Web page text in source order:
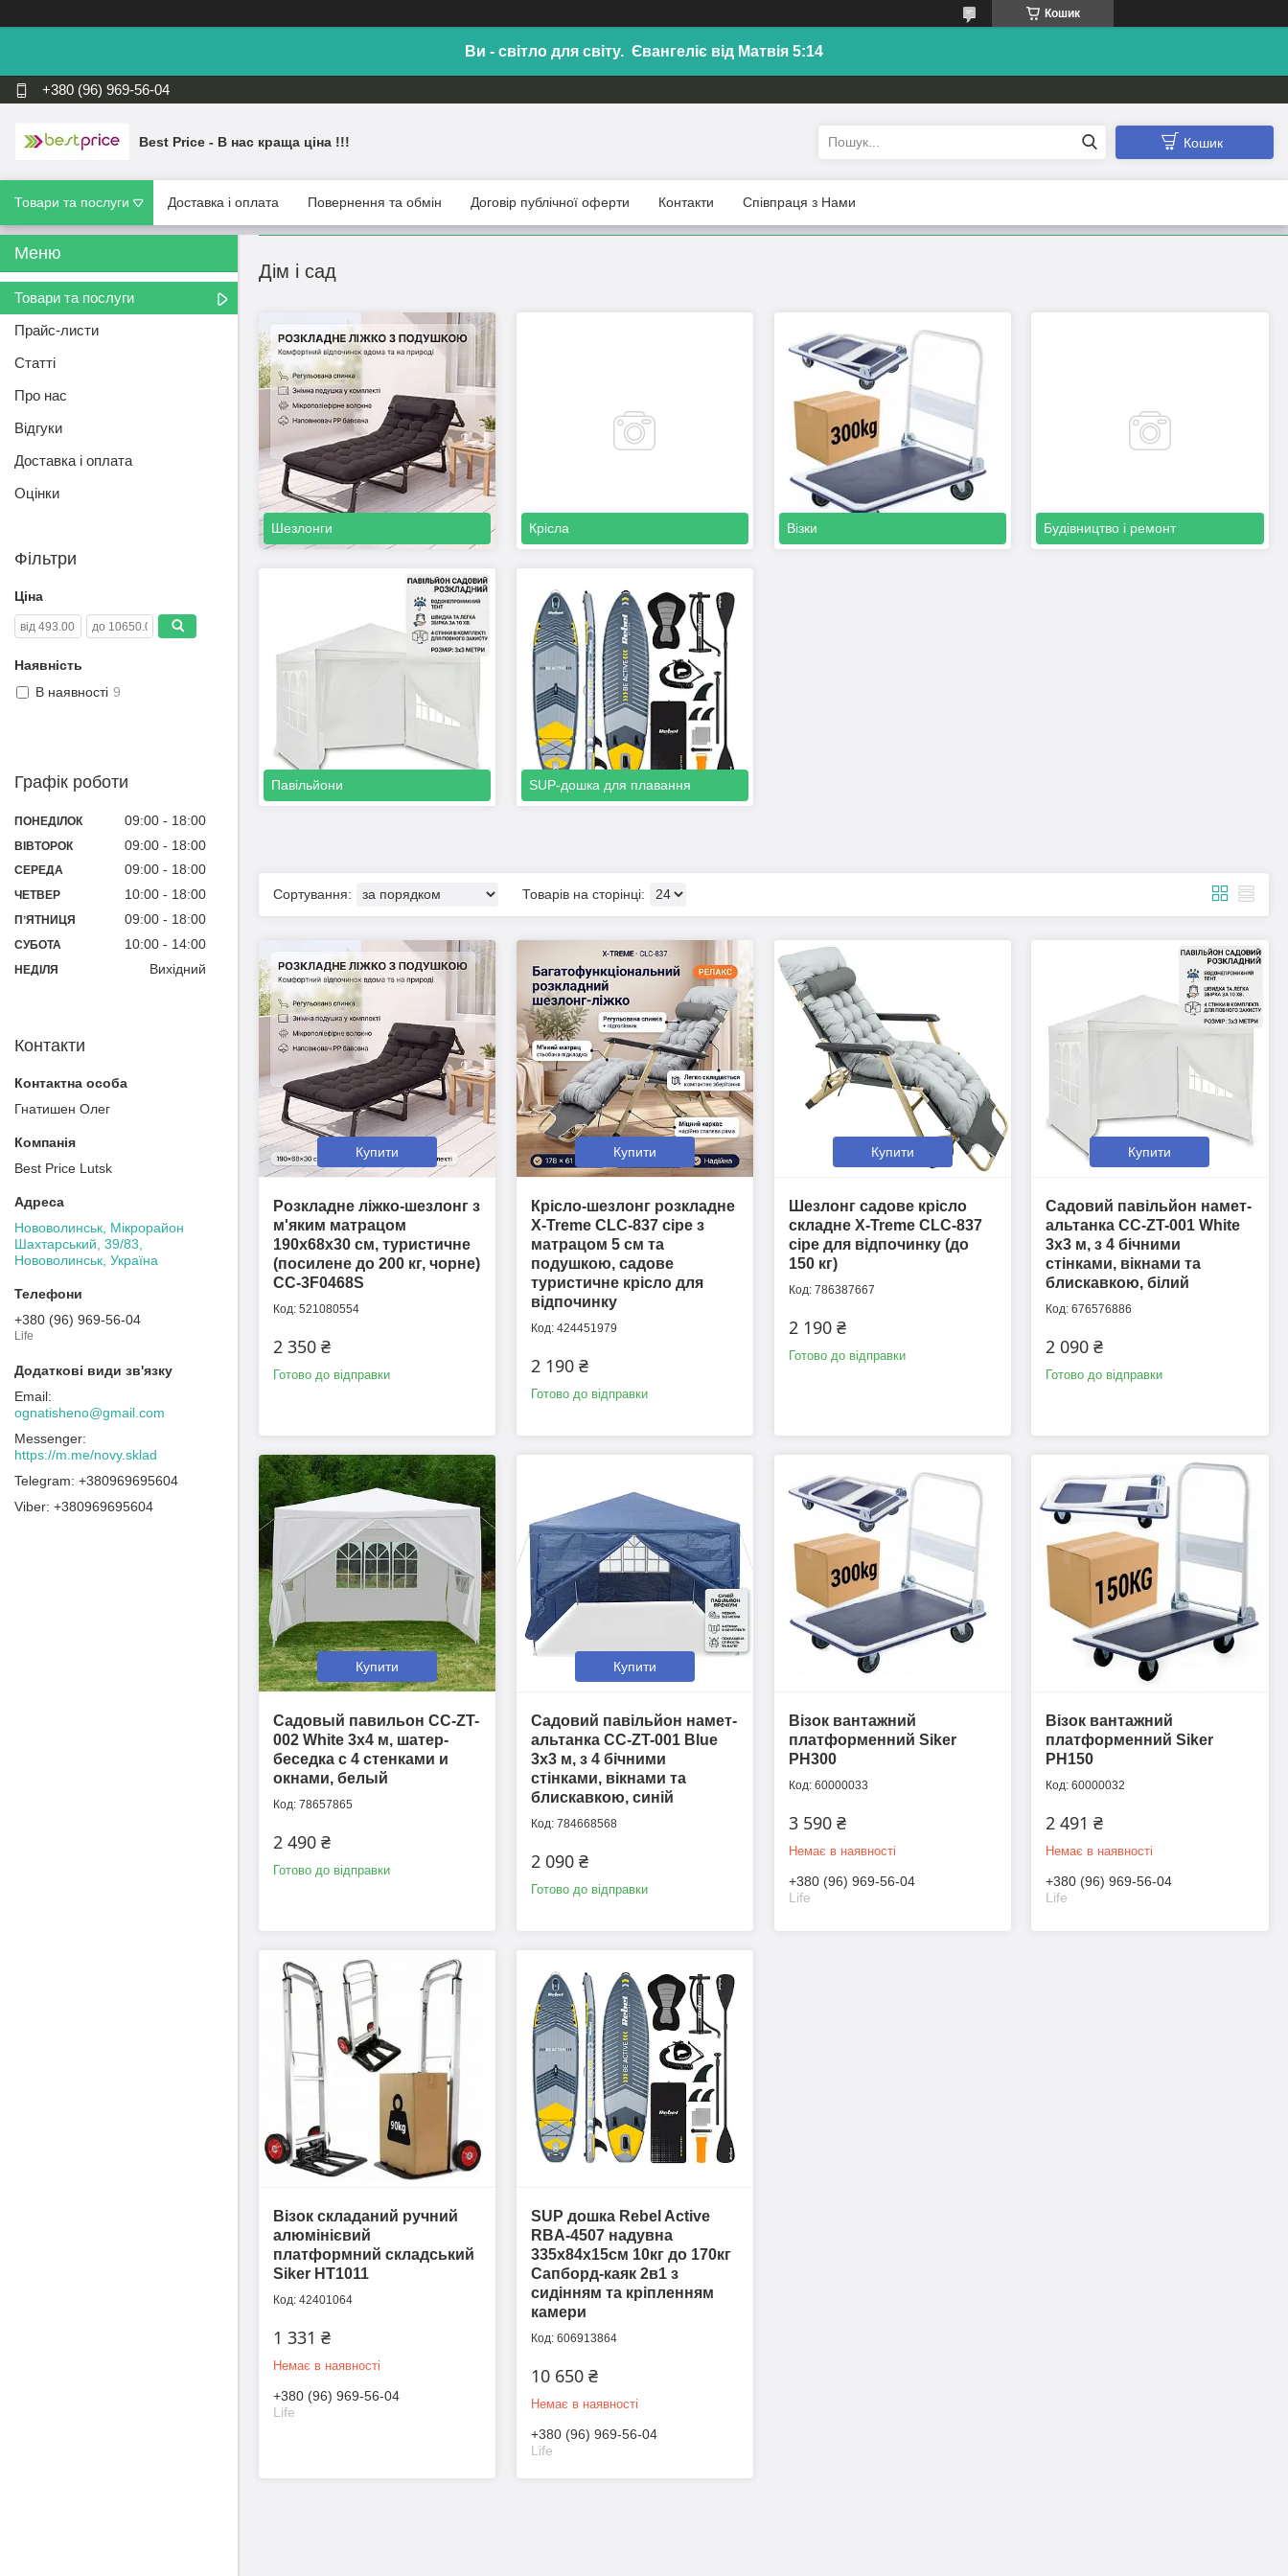
Кошик
Ви - світло для світу. Євангеліє від Матвія 5:14
+380 (96) 969-56-04
Best Price - В нас краща ціна !!! Кошик
Товари та послуги Доставка і оплата Повернення та обмін Договір публічної оферти Контакти Співпраця з Нами
Дім і сад
Шезлонги Крісла Візки Будівництво і ремонт
Павільйони SUP-дошка для плавання
Купити
Розкладне ліжко-шезлонг з
м'яким матрацом
190х68х30 см, туристичне
(посилене до 200 кг, чорне)
CC-3F0468S
521080554
2 350 ₴
Готово до відправки
Купити
Крісло-шезлонг розкладне
X-Treme CLC-837 сіре з
матрацом 5 см та
подушкою, садове
туристичне крісло для
відпочинку
424451979
2 190 ₴
Готово до відправки
Купити
Шезлонг садове крісло
складне X-Treme CLC-837
сіре для відпочинку (до
150 кг)
786387667
2 190 ₴
Готово до відправки
Купити
Садовий павільйон намет-
альтанка CC-ZT-001 White
3х3 м, з 4 бічними
стінками, вікнами та
блискавкою, білий
676576886
2 090 ₴
Готово до відправки
Купити
Садовый павильон CC-ZT-
002 White 3х4 м, шатер-
беседка с 4 стенками и
окнами, белый
78657865
2 490 ₴
Готово до відправки
Купити
Садовий павільйон намет-
альтанка CC-ZT-001 Blue
3х3 м, з 4 бічними
стінками, вікнами та
блискавкою, синій
784668568
2 090 ₴
Готово до відправки
Візок вантажний
платформенний Siker
PH300
60000033
3 590 ₴
Немає в наявності
+380 (96) 969-56-04
Life
Візок вантажний
платформенний Siker
PH150
60000032
2 491 ₴
Немає в наявності
+380 (96) 969-56-04
Life
Візок складаний ручний
алюмінієвий
платформний складський
Siker HT1011
42401064
1 331 ₴
Немає в наявності
+380 (96) 969-56-04
Life
SUP дошка Rebel Active
RBA-4507 надувна
335х84х15см 10кг до 170кг
Сапборд-каяк 2в1 з
сидінням та кріпленням
камери
606913864
10 650 ₴
Немає в наявності
+380 (96) 969-56-04
Life
Товари та послуги
Прайс-листи
Статті
Про нас
Відгуки
Доставка і оплата
Оцінки
Фільтри
Ціна
Наявність
В наявності 9
Графік роботи
ПОНЕДІЛОК 09:00 18:00
ВІВТОРОК 09:00 18:00
СЕРЕДА 09:00 18:00
ЧЕТВЕР 10:00 18:00
ПʼЯТНИЦЯ 09:00 18:00
СУБОТА 10:00 14:00
НЕДІЛЯ Вихідний
Контакти
Гнатишен Олег
Best Price Lutsk
Нововолинськ, Мікрорайон
Шахтарський, 39/83,
Нововолинськ, Україна
+380 (96) 969-56-04
Life
ognatisheno@gmail.com
https://m.me/novy.sklad
+380969695604
+380969695604